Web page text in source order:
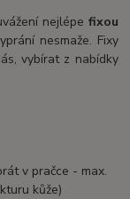
nejlépe fixou
nesmaže. Fixy
vybírat z nabídky
v pračce - max.
kůže)